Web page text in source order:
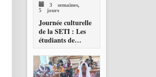
3 semaines,
5 jours
Journée culturelle
de la SETI : Les
étudiants de
Technolab-ISTA
célèbrent les
valeurs culturelles
maliennes